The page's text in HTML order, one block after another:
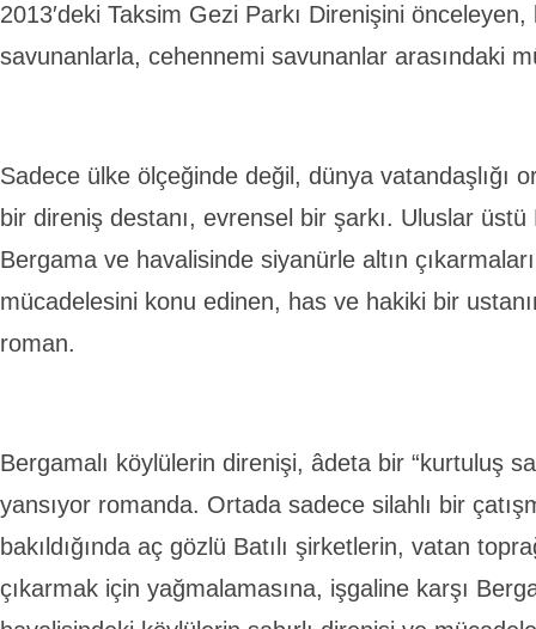
2013′deki Taksim Gezi Parkı Direnişini
savunanlarla, cehennemi savunanlar arasındaki
Sadece ülke ölçeğinde değil, dünya vatandaşlığı
bir direniş destanı, evrensel bir şarkı. Uluslar üstü
Bergama ve havalisinde siyanürle altın
mücadelesini konu edinen, has ve hakiki bir
roman.
Bergamalı köylülerin direnişi, âdeta bir “kurtuluş
yansıyor romanda. Ortada sadece silahlı bir
bakıldığında aç gözlü Batılı şirketlerin, vatan
çıkarmak için yağmalamasına, işgaline karşı